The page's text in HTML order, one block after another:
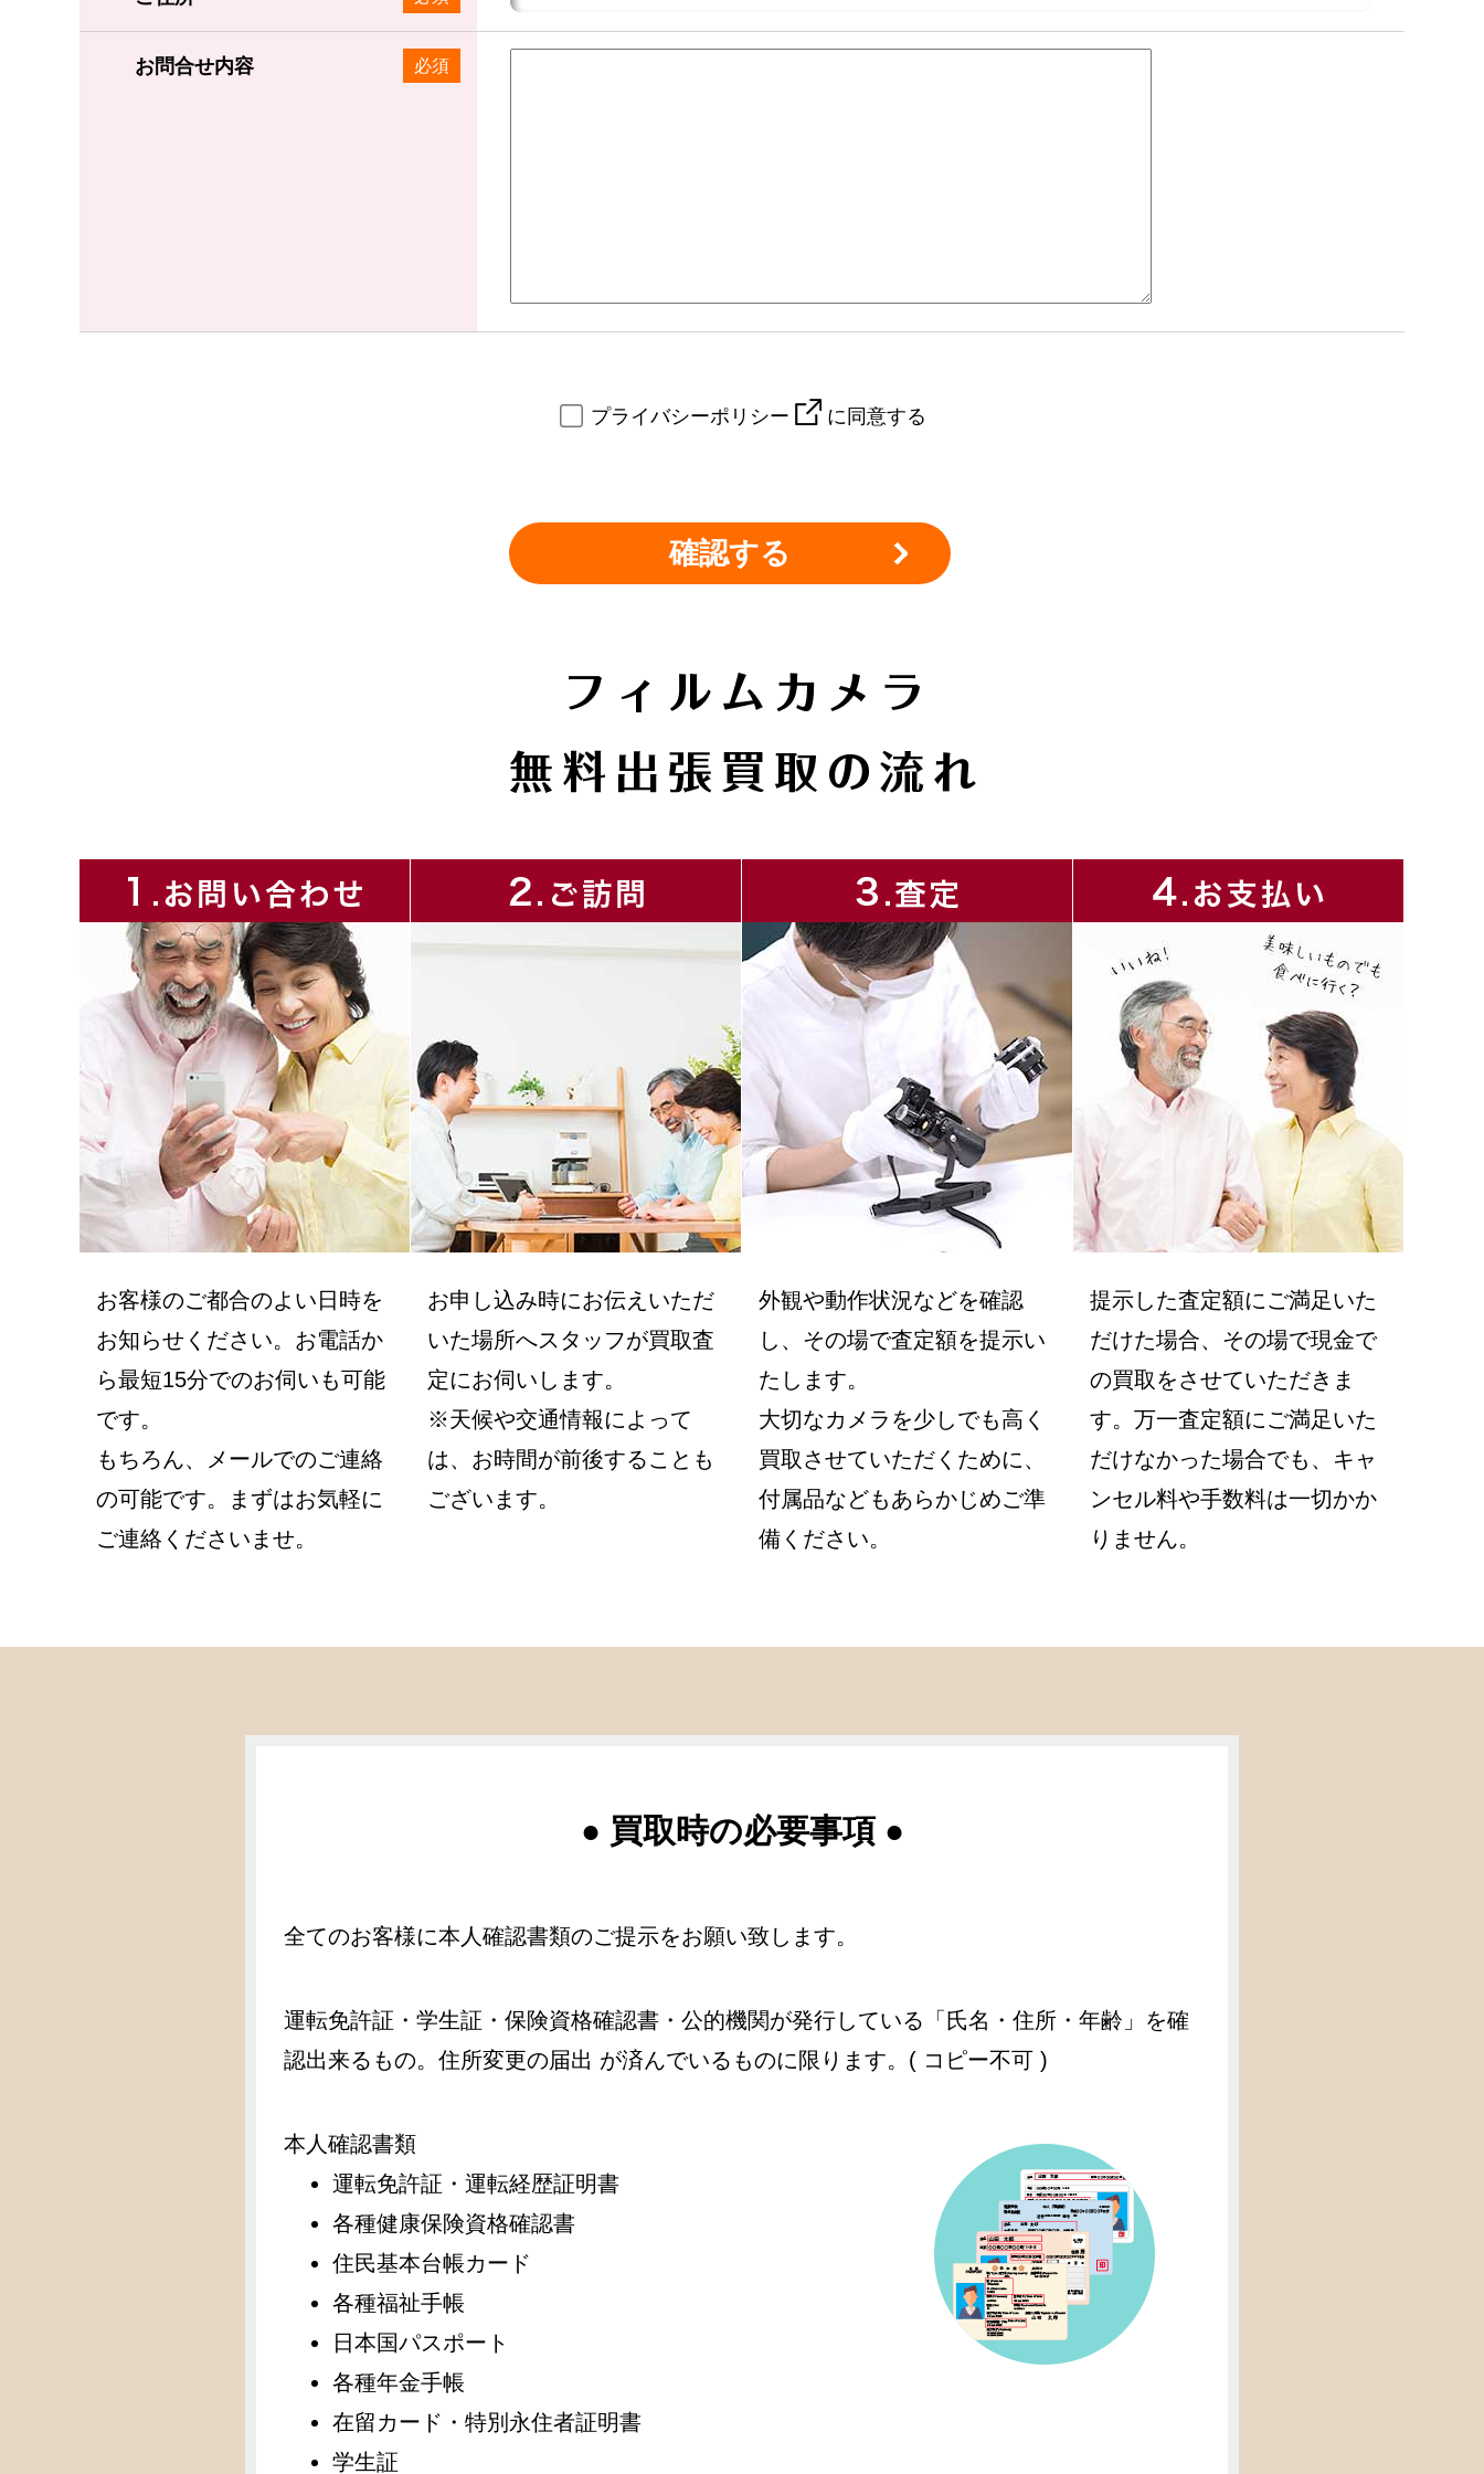
お問合せ内容 必須
プライバシーポリシー に同意する
お客様のご都合のよい日時を
お知らせください。お電話か
ら最短15分でのお伺いも可能
です。
もちろん、メールでのご連絡
の可能です。まずはお気軽に
ご連絡くださいませ。
お申し込み時にお伝えいただ
いた場所へスタッフが買取査
定にお伺いします。
※天候や交通情報によって
は、お時間が前後することも
ございます。
外観や動作状況などを確認
し、その場で査定額を提示い
たします。
大切なカメラを少しでも高く
買取させていただくために、
付属品などもあらかじめご準
備ください。
提示した査定額にご満足いた
だけた場合、その場で現金で
の買取をさせていただきま
す。万一査定額にご満足いた
だけなかった場合でも、キャ
ンセル料や手数料は一切かか
りません。
● 買取時の必要事項 ●
全てのお客様に本人確認書類のご提示をお願い致します。
運転免許証・学生証・保険資格確認書・公的機関が発行している「氏名・住所・年齢」を確
認出来るもの。住所変更の届出 が済んでいるものに限ります。( コピー不可 )
本人確認書類
運転免許証・運転経歴証明書
各種健康保険資格確認書
住民基本台帳カード
各種福祉手帳
日本国パスポート
各種年金手帳
在留カード・特別永住者証明書
学生証